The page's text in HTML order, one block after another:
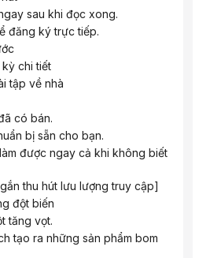
sau khi đọc xong.
đăng ký trực tiếp.
chi tiết
tập về nhà
có bán.
bị sẵn cho bạn.
thu hút lưu lượng truy cập]
đột biến
tăng vọt.